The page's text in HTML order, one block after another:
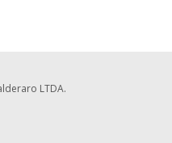
LTDA.